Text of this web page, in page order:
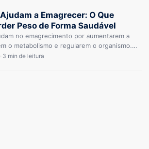
a Emagrecer: O Que
Peso de Forma Saudável
no emagrecimento por aumentarem a
o metabolismo e regularem o organismo.
termogênicos,…
3 min de leitura